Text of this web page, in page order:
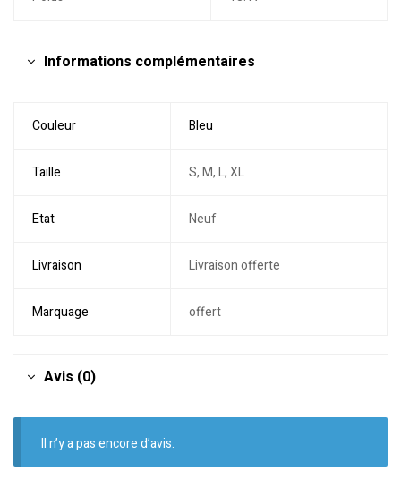
Informations complémentaires
Couleur Bleu
Taille S, M, L, XL
Etat Neuf
Livraison Livraison offerte
Marquage offert
Avis (0)
Il n’y a pas encore d’avis.